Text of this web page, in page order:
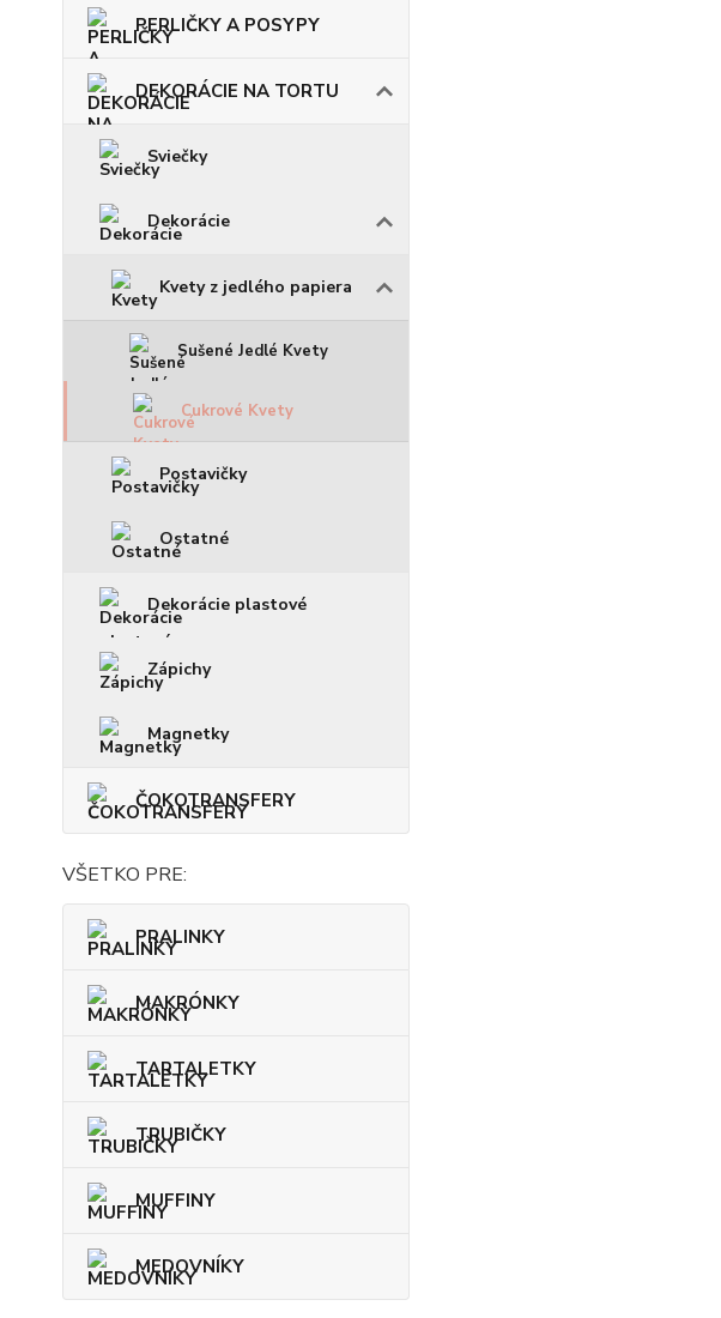
PERLIČKY A POSYPY
DEKORÁCIE NA TORTU
Sviečky
Dekorácie
Kvety z jedlého papiera
Sušené Jedlé Kvety
Cukrové Kvety
Postavičky
Ostatné
Dekorácie plastové
Zápichy
Magnetky
ČOKOTRANSFERY
VŠETKO PRE:
PRALINKY
MAKRÓNKY
TARTALETKY
TRUBIČKY
MUFFINY
MEDOVNÍKY